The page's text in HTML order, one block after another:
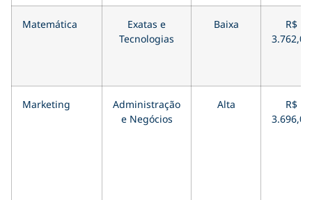
Matemática
Exatas e
Tecnologias
Baixa
R$
3.762,00
Marketing
Administração
e Negócios
Alta
R$
3.696,00